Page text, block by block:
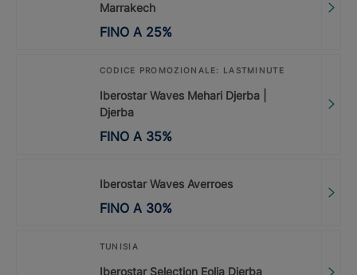
Marrakech
FINO A 25%
CODICE PROMOZIONALE: LASTMINUTE
Iberostar Waves Mehari Djerba |
Djerba
FINO A 35%
Iberostar Waves Averroes
FINO A 30%
TUNISIA
Iberostar Selection Eolia Djerba